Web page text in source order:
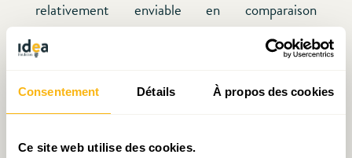
Consentement Détails À propos des cookies
Ce site web utilise des cookies.
relativement enviable en comparaison
internationale, il est au cœur d’une dynamique de
métropolisation qui porte par essence une
d’agglomération), être un « petit pays ouvert aux
vents favorables », les prises de conscience